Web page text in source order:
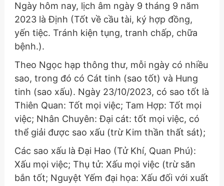
Ngày hôm nay, lịch âm ngày 9 tháng 9 năm
2023 là Định (Tốt về cầu tài, ký hợp đồng,
yến tiệc. Tránh kiện tụng, tranh chấp, chữa
bệnh.).
Theo Ngọc hạp thông thư, mỗi ngày có nhiều
sao, trong đó có Cát tinh (sao tốt) và Hung
tinh (sao xấu). Ngày 23/10/2023, có sao tốt là
Thiên Quan: Tốt mọi việc; Tam Hợp: Tốt mọi
việc; Nhân Chuyên: Đại cát: tốt mọi việc, có
thể giải được sao xấu (trừ Kim thần thất sát);
Các sao xấu là Đại Hao (Tử Khí, Quan Phú):
Xấu mọi việc; Thụ tử: Xấu mọi việc (trừ săn
bắn tốt; Nguyệt Yếm đại họa: Xấu đối với xuất